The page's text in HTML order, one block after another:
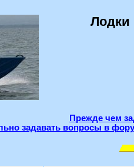
Лодки
Прежде чем
задавать вопросы в